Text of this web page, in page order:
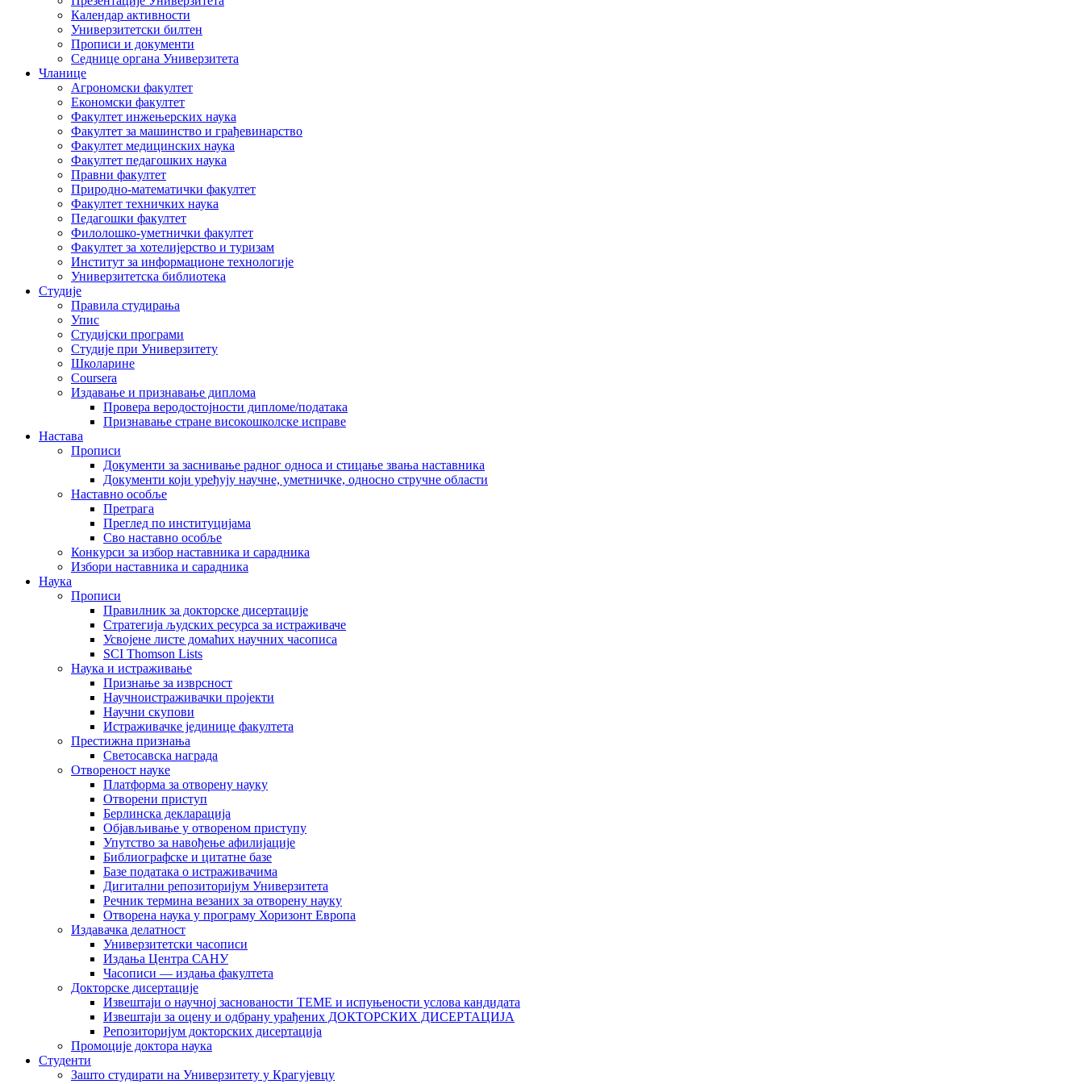
Календар активности
Универзитетски билтен
Прописи и документи
Седнице органа Универзитета
Чланице
Агрономски факултет
Економски факултет
Факултет инжењерских наука
Факултет за машинство и грађевинарство
Факултет медицинских наука
Факултет педагошких наука
Правни факултет
Природно-математички факултет
Факултет техничких наука
Педагошки факултет
Филолошко-уметнички факултет
Факултет за хотелијерство и туризам
Институт за информационе технологије
Универзитетска библиотека
Студије
Правила студирања
Упис
Студијски програми
Студије при Универзитету
Школарине
Coursera
Издавање и признавање диплома
Провера веродостојности дипломе/података
Признавање стране високошколске исправе
Настава
Прописи
Документи за заснивање радног односа и стицање звања наставника
Документи који уређују научне, уметничке, односно стручне области
Наставно особље
Претрага
Преглед по институцијама
Сво наставно особље
Конкурси за избор наставника и сарадника
Избори наставника и сарадника
Наука
Прописи
Правилник за докторске дисертације
Стратегија људских ресурса за истраживаче
Усвојене листе домаћих научних часописа
SCI Thomson Lists
Наука и истраживање
Признање за изврсност
Научноистраживачки пројекти
Научни скупови
Истраживачке јединице факултета
Престижна признања
Светосавска награда
Отвореност науке
Платформа за отворену науку
Отворени приступ
Берлинска декларација
Објављивање у отвореном приступу
Упутство за навођење афилијације
Библиографске и цитатне базе
Базе података о истраживачима
Дигитални репозиторијум Универзитета
Рeчник термина везаних за отворену науку
Отворена наука у програму Хоризонт Европа
Издавачка делатност
Универзитетски часописи
Издања Центра САНУ
Часописи — издања факултета
Докторске дисертације
Извештаји о научној заснованости ТЕМЕ и испуњености услова кандидата
Извештаји за оцену и одбрану урађених ДОКТОРСКИХ ДИСЕРТАЦИЈА
Репозиторијум докторских дисертација
Промоције доктора наука
Студенти
Зашто студирати на Универзитету у Крагујевцу